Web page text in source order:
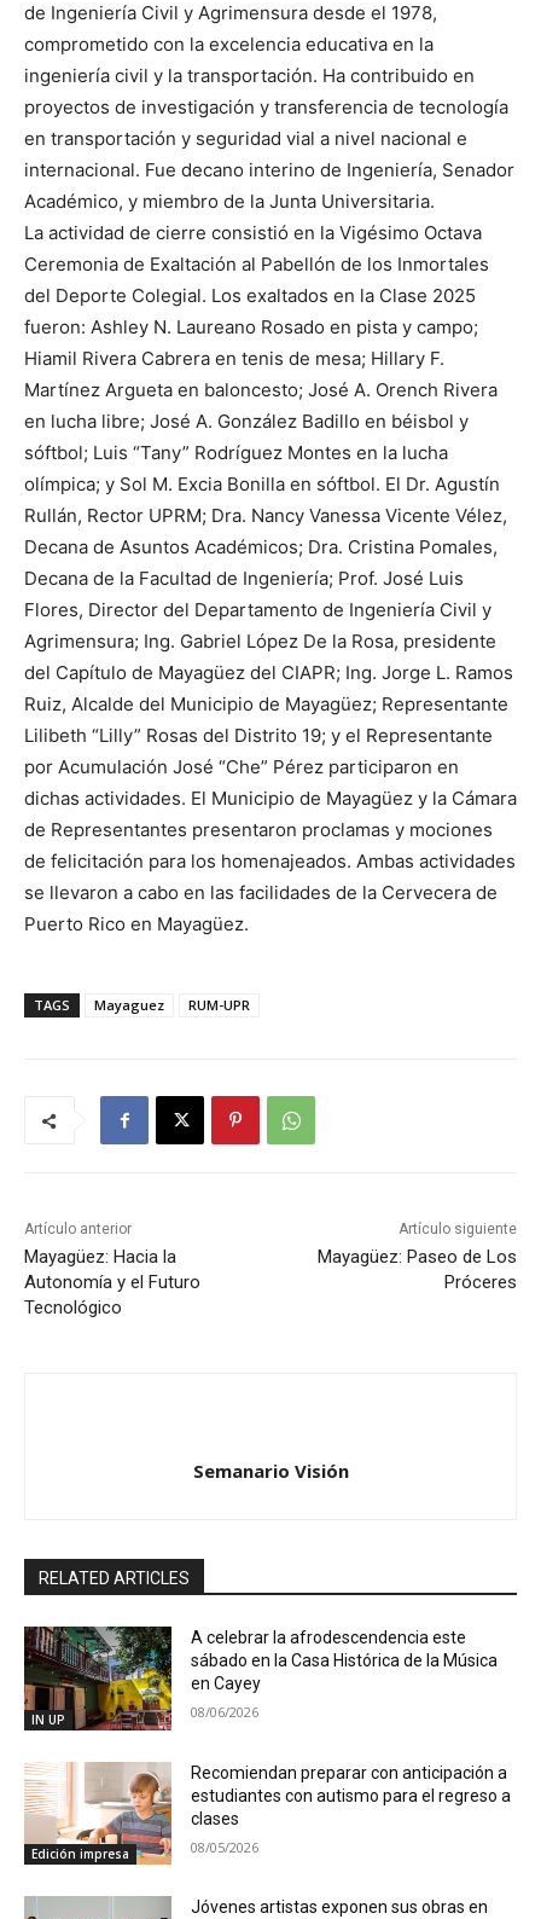
de Ingeniería Civil y Agrimensura desde el 1978,
comprometido con la excelencia educativa en la
ingeniería civil y la transportación. Ha contribuido en
proyectos de investigación y transferencia de tecnología
en transportación y seguridad vial a nivel nacional e
internacional. Fue decano interino de Ingeniería, Senador
Académico, y miembro de la Junta Universitaria.
La actividad de cierre consistió en la Vigésimo Octava
Ceremonia de Exaltación al Pabellón de los Inmortales
del Deporte Colegial. Los exaltados en la Clase 2025
fueron: Ashley N. Laureano Rosado en pista y campo;
Hiamil Rivera Cabrera en tenis de mesa; Hillary F.
Martínez Argueta en baloncesto; José A. Orench Rivera
en lucha libre; José A. González Badillo en béisbol y
sóftbol; Luis “Tany” Rodríguez Montes en la lucha
olímpica; y Sol M. Excia Bonilla en sóftbol. El Dr. Agustín
Rullán, Rector UPRM; Dra. Nancy Vanessa Vicente Vélez,
Decana de Asuntos Académicos; Dra. Cristina Pomales,
Decana de la Facultad de Ingeniería; Prof. José Luis
Flores, Director del Departamento de Ingeniería Civil y
Agrimensura; Ing. Gabriel López De la Rosa, presidente
del Capítulo de Mayagüez del CIAPR; Ing. Jorge L. Ramos
Ruiz, Alcalde del Municipio de Mayagüez; Representante
Lilibeth “Lilly” Rosas del Distrito 19; y el Representante
por Acumulación José “Che” Pérez participaron en
dichas actividades. El Municipio de Mayagüez y la Cámara
de Representantes presentaron proclamas y mociones
de felicitación para los homenajeados. Ambas actividades
se llevaron a cabo en las facilidades de la Cervecera de
Puerto Rico en Mayagüez.
TAGS Mayaguez RUM-UPR
Artículo anterior
Mayagüez: Hacia la
Autonomía y el Futuro
Tecnológico
Artículo siguiente
Mayagüez: Paseo de Los
Próceres
Semanario Visión
RELATED ARTICLES
IN UP
A celebrar la afrodescendencia este
sábado en la Casa Histórica de la Música
en Cayey
08/06/2026
Edición impresa
Recomiendan preparar con anticipación a
estudiantes con autismo para el regreso a
clases
08/05/2026
Jóvenes artistas exponen sus obras en